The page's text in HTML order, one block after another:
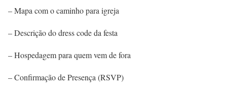
– Mapa com o caminho para igreja
– Descrição do dress code da festa
– Hospedagem para quem vem de fora
– Confirmação de Presença (RSVP)